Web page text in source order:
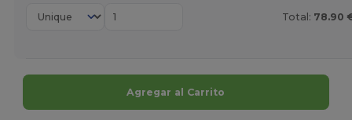
Total: 78.90
Agregar al Carrito